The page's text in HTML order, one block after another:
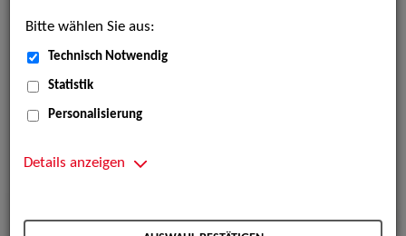
Bitte wählen Sie aus:
Technisch Notwendig
Statistik
Personalisierung
Details anzeigen